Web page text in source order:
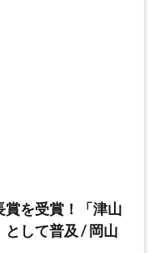
を受賞！「津山
して普及 / 岡山